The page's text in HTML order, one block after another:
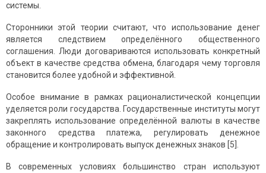
системы.
Сторонники этой теории считают, что использование денег
является следствием определённого общественного
соглашения. Люди договариваются использовать конкретный
объект в качестве средства обмена, благодаря чему торговля
становится более удобной и эффективной.
Особое внимание в рамках рационалистической концепции
уделяется роли государства. Государственные институты могут
закреплять использование определённой валюты в качестве
законного средства платежа, регулировать денежное
обращение и контролировать выпуск денежных знаков [5].
В современных условиях большинство стран используют